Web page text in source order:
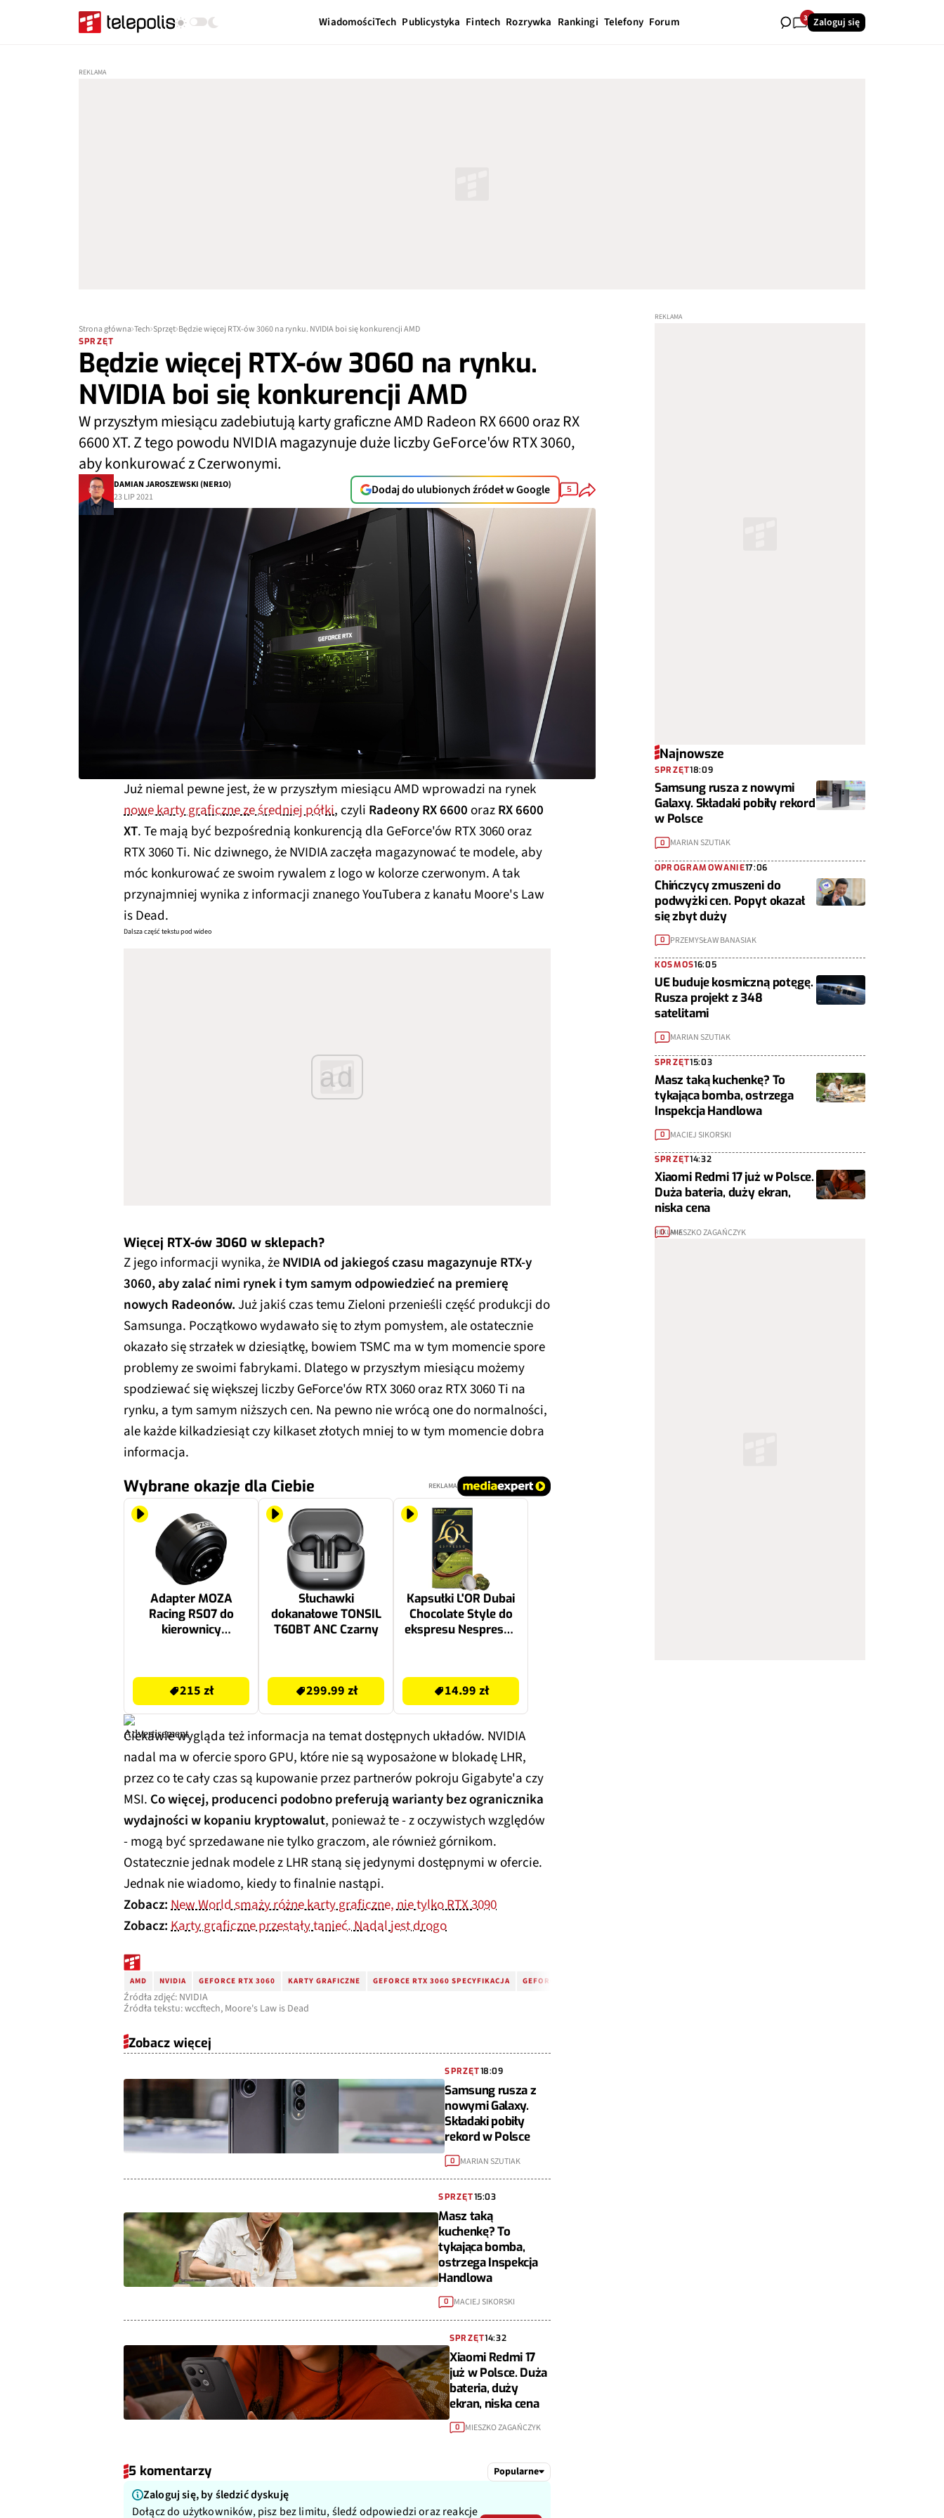
WiadomościTech Publicystyka Fintech Rozrywka Rankingi Telefony Forum 35Zaloguj się
Strona główna Tech Sprzęt Będzie więcej RTX-ów 3060 na rynku. NVIDIA boi się konkurencji AMD
SPRZĘT
Będzie więcej RTX-ów 3060 na rynku.
NVIDIA boi się konkurencji AMD
W przyszłym miesiącu zadebiutują karty graficzne AMD Radeon RX 6600 oraz RX
6600 XT. Z tego powodu NVIDIA magazynuje duże liczby GeForce'ów RTX 3060,
aby konkurować z Czerwonymi.
DAMIAN JAROSZEWSKI (NER1O)
23 LIP 2021
Dodaj do ulubionych źródeł w Google 5
Już niemal pewne jest, że w przyszłym miesiącu AMD wprowadzi na rynek
nowe karty graficzne ze średniej półki, czyli Radeony RX 6600orazRX 6600
XT. Te mają być bezpośrednią konkurencją dla GeForce'ów RTX 3060 oraz
RTX 3060 Ti. Nic dziwnego, że NVIDIA zaczęła magazynować te modele, aby
móc konkurować ze swoim rywalem z logo w kolorze czerwonym. A tak
przynajmniej wynika z informacji znanego YouTubera z kanału Moore's Law
is Dead.
Dalsza część tekstu pod wideo
ad
Więcej RTX-ów 3060 w sklepach?
Z jego informacji wynika, żeNVIDIA od jakiegoś czasu magazynuje RTX-y
3060, aby zalać nimi rynek i tym samym odpowiedzieć na premierę
nowych Radeonów.Już jakiś czas temu Zieloni przenieśli część produkcji do
Samsunga. Początkowo wydawało się to złym pomysłem, ale ostatecznie
okazało się strzałek w dziesiątkę, bowiem TSMC ma w tym momencie spore
problemy ze swoimi fabrykami. Dlatego w przyszłym miesiącu możemy
spodziewać się większej liczby GeForce'ów RTX 3060 oraz RTX 3060 Ti na
rynku, a tym samym niższych cen. Na pewno nie wrócą one do normalności,
ale każde kilkadziesiąt czy kilkaset złotych mniej to w tym momencie dobra
informacja.
Wybrane okazje dla Ciebie REKLAMA
Adapter MOZA
Racing RS07 do
kierownicy
215 zł
Słuchawki
dokanałowe TONSIL
T60BT ANC Czarny
299.99 zł
Kapsułki L'OR Dubai
Chocolate Style do
ekspresu Nespresso
14.99 zł
Ciekawie wygląda też informacja na temat dostępnych układów. NVIDIA
nadal ma w ofercie sporo GPU, które nie są wyposażone w blokadę LHR,
przez co te cały czas są kupowanie przez partnerów pokroju Gigabyte'a czy
MSI. Co więcej, producenci podobno preferują warianty bez ogranicznika
wydajności w kopaniu kryptowalut, ponieważ te - z oczywistych względów
- mogą być sprzedawane nie tylko graczom, ale również górnikom.
Ostatecznie jednak modele z LHR staną się jedynymi dostępnymi w ofercie.
Jednak nie wiadomo, kiedy to finalnie nastąpi.
Zobacz:New World smaży różne karty graficzne, nie tylko RTX 3090
Zobacz:Karty graficzne przestały tanieć. Nadal jest drogo
AMD NVIDIA GEFORCE RTX 3060 KARTY GRAFICZNE GEFORCE RTX 3060 SPECYFIKACJA GEFORCE RTX 3060 CENA
Źródła zdjęć: NVIDIA
Źródła tekstu: wccftech, Moore's Law is Dead
Zobacz więcej
SPRZĘT18:09
Samsung rusza z
nowymi Galaxy.
Składaki pobiły
rekord w Polsce
0 MARIAN SZUTIAK
SPRZĘT15:03
Masz taką
kuchenkę? To
tykająca bomba,
ostrzega Inspekcja
Handlowa
0 MACIEJ SIKORSKI
SPRZĘT14:32
Xiaomi Redmi 17
już w Polsce. Duża
bateria, duży
ekran, niska cena
0 MIESZKO ZAGAŃCZYK
5 komentarzy Popularne
Zaloguj się, by śledzić dyskuję
Dołącz do użytkowników, pisz bez limitu, śledź odpowiedzi oraz reakcje
Najnowsze
SPRZĘT18:09
Samsung rusza z nowymi
Galaxy. Składaki pobiły rekord
w Polsce
0 MARIAN SZUTIAK
OPROGRAMOWANIE17:06
Chińczycy zmuszeni do
podwyżki cen. Popyt okazał
się zbyt duży
0 PRZEMYSŁAW BANASIAK
KOSMOS16:05
UE buduje kosmiczną potęgę.
Rusza projekt z 348
satelitami
0 MARIAN SZUTIAK
SPRZĘT15:03
Masz taką kuchenkę? To
tykająca bomba, ostrzega
Inspekcja Handlowa
0 MACIEJ SIKORSKI
SPRZĘT14:32
Xiaomi Redmi 17 już w Polsce.
Duża bateria, duży ekran,
niska cena
0 MIESZKO ZAGAŃCZYK